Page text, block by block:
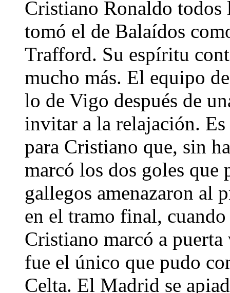
Cristiano Ronaldo
tomó el de Balaídos
Trafford. Su espíritu
mucho más. El equipo
lo de Vigo después de
invitar a la relajación.
para Cristiano que, sin
marcó los dos goles
gallegos amenazaron
en el tramo final,
Cristiano marcó a
fue el único que pudo
Celta. El Madrid se